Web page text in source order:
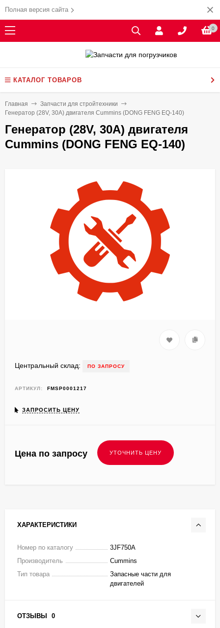
Полная версия сайта
0
КАТАЛОГ ТОВАРОВ
Главная
Запчасти для стройтехники
Генератор (28V, 30A) двигателя Cummins (DONG FENG EQ-140)
Генератор (28V, 30A) двигателя
Cummins (DONG FENG EQ-140)
Центральный склад: ПО ЗАПРОСУ
АРТИКУЛ: FMSP0001217
ЗАПРОСИТЬ ЦЕНУ
Цена по запросу
ХАРАКТЕРИСТИКИ
Номер по каталогу
3JF750A
Производитель
Cummins
Тип товара
Запасные части для
двигателей
ОТЗЫВЫ 0